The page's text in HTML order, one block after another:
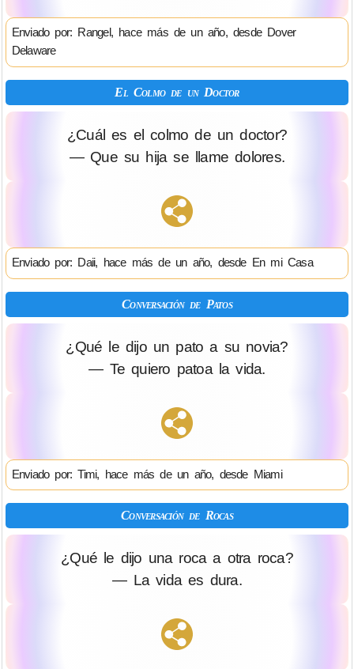
Enviado por: Rangel, hace más de un año, desde Dover
Delaware
El Colmo de un Doctor
¿Cuál es el colmo de un doctor?
— Que su hija se llame dolores.
Enviado por: Daii, hace más de un año, desde En mi Casa
Conversación de Patos
¿Qué le dijo un pato a su novia?
— Te quiero patoa la vida.
Enviado por: Timi, hace más de un año, desde Miami
Conversación de Rocas
¿Qué le dijo una roca a otra roca?
— La vida es dura.